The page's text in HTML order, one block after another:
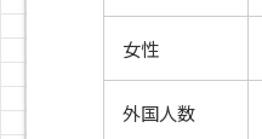
女性
外国人数